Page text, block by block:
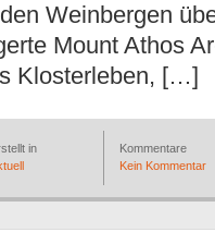
Weinbergen
Mount Athos
Klosterleben, […]
in
Kommentare
Kein Kommentar